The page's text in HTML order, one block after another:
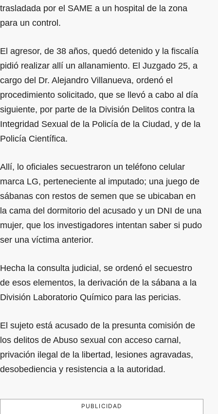
trasladada por el SAME a un hospital de la zona
para un control.
El agresor, de 38 años, quedó detenido y la fiscalía
pidió realizar allí un allanamiento. El Juzgado 25, a
cargo del Dr. Alejandro Villanueva, ordenó el
procedimiento solicitado, que se llevó a cabo al día
siguiente, por parte de la División Delitos contra la
Integridad Sexual de la Policía de la Ciudad, y de la
Policía Científica.
Allí, lo oficiales secuestraron un teléfono celular
marca LG, perteneciente al imputado; una juego de
sábanas con restos de semen que se ubicaban en
la cama del dormitorio del acusado y un DNI de una
mujer, que los investigadores intentan saber si pudo
ser una víctima anterior.
Hecha la consulta judicial, se ordenó el secuestro
de esos elementos, la derivación de la sábana a la
División Laboratorio Químico para las pericias.
El sujeto está acusado de la presunta comisión de
los delitos de Abuso sexual con acceso carnal,
privación ilegal de la libertad, lesiones agravadas,
desobediencia y resistencia a la autoridad.
PUBLICIDAD